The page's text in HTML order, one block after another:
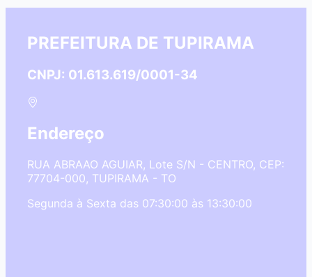
PREFEITURA DE TUPIRAMA
CNPJ: 01.613.619/0001-34
Endereço
RUA ABRAAO AGUIAR, Lote S/N - CENTRO, CEP:
77704-000, TUPIRAMA - TO
Segunda à Sexta das 07:30:00 às 13:30:00